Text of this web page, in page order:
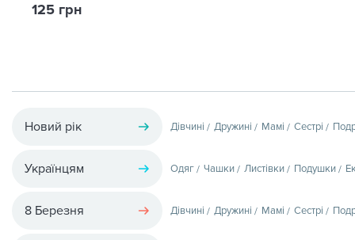
125 грн
Новий рік Дівчині Дружині Мамі Сестрі
Українцям Одяг Чашки Листівки Подушки
8 Березня Дівчині Дружині Мамі Сестрі